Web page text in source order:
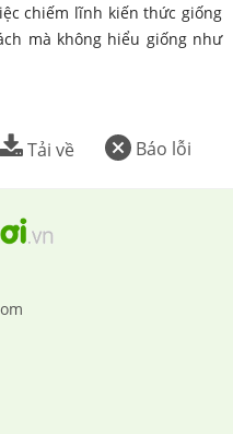
chiếm lĩnh kiến thức giống
mà không hiểu giống như
Báo lỗi
Tải về